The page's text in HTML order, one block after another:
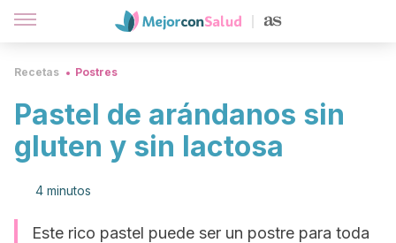
Recetas Postres
Pastel de arándanos sin
gluten y sin lactosa
4 minutos
Este rico pastel puede ser un postre para toda